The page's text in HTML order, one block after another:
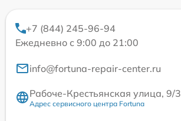
+7 (844) 245-96-94
Ежедневно с 9:00 до 21:00
info@fortuna-repair-center.ru
Рабоче-Крестьянская улица, 9/3
Адрес сервисного центра Fortuna